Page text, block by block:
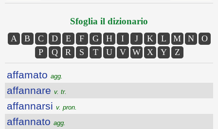
Sfoglia il dizionario
A B C D E F G H I J K L M N
O
P
Q R S T U V W X Y Z
affamato agg.
affannare v. tr.
affannarsi v. pron.
affannato agg.